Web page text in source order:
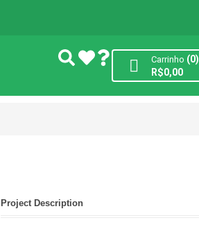
Carrinho (0)
R$0,00
Project Description